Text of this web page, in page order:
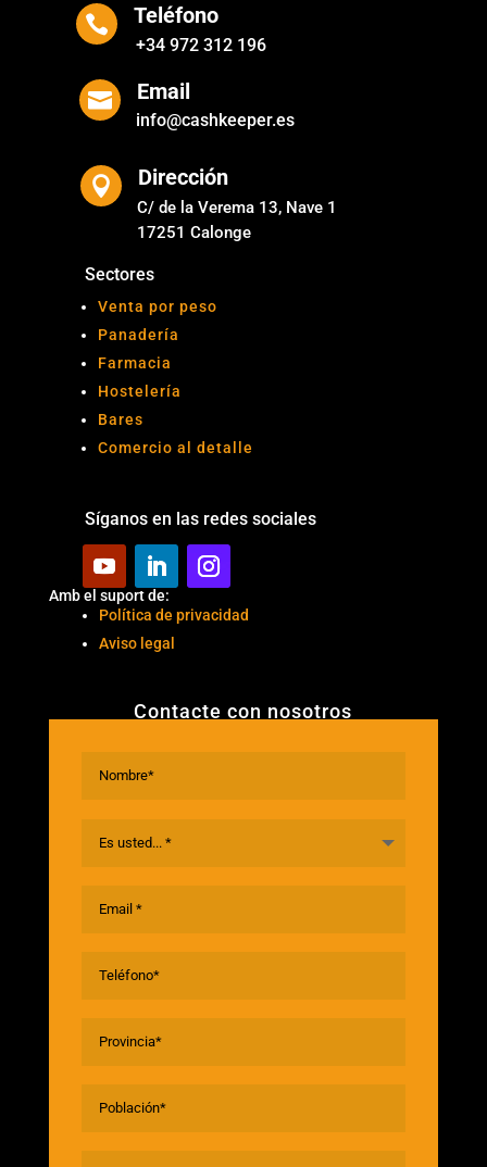
 Teléfono
+34 972 312 196
 Email
info@cashkeeper.es
 Dirección
C/ de la Verema 13, Nave 1
17251 Calonge
Sectores
Venta por peso
Panadería
Farmacia
Hostelería
Bares
Comercio al detalle
Síganos en las redes sociales
Política de privacidad
Aviso legal
Amb el suport de:
Contacte con nosotros